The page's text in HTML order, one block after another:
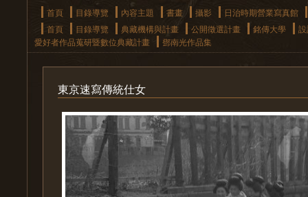
首頁 目錄導覽 內容主題 書畫 攝影
日治時期營業寫真館
首頁
目錄導覽 典藏機構與計畫 公開徵選計畫 銘傳大學
愛好者作品蒐研暨數位典藏計畫
鄧南光作品集
東京速寫傳統仕女